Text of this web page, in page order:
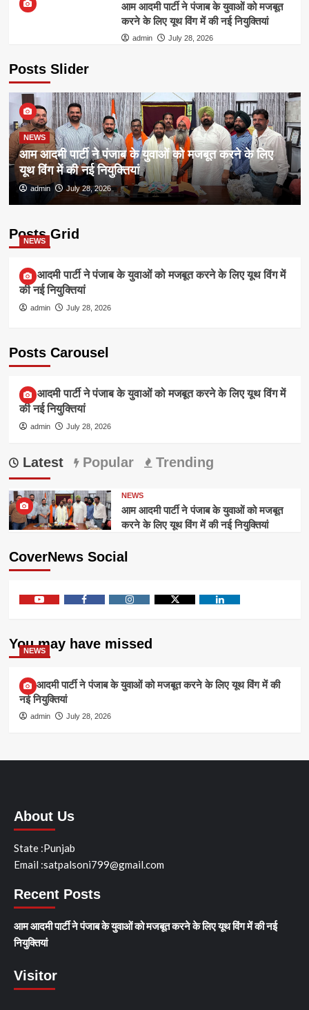
आम आदमी पार्टी ने पंजाब के युवाओं को मजबूत
करने के लिए यूथ विंग में की नई नियुक्तियां
admin July 28, 2026
Posts Slider
NEWS
आम आदमी पार्टी ने पंजाब के युवाओं को मजबूत करने के लिए
यूथ विंग में की नई नियुक्तियां
admin July 28, 2026
Posts Grid
NEWS
आम आदमी पार्टी ने पंजाब के युवाओं को मजबूत करने के लिए यूथ विंग में
की नई नियुक्तियां
admin July 28, 2026
Posts Carousel
NEWS
आम आदमी पार्टी ने पंजाब के युवाओं को मजबूत करने के लिए यूथ विंग में
की नई नियुक्तियां
admin July 28, 2026
Latest Popular Trending
NEWS
आम आदमी पार्टी ने पंजाब के युवाओं को मजबूत
करने के लिए यूथ विंग में की नई नियुक्तियां
CoverNews Social
You may have missed
NEWS
आम आदमी पार्टी ने पंजाब के युवाओं को मजबूत करने के लिए यूथ विंग में की
नई नियुक्तियां
admin July 28, 2026
About Us
State :Punjab
Email :satpalsoni799@gmail.com
Recent Posts
आम आदमी पार्टी ने पंजाब के युवाओं को मजबूत करने के लिए यूथ विंग में की नई
नियुक्तियां
Visitor